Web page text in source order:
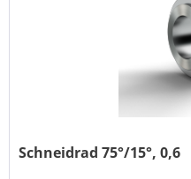
Schneidrad 75°/15°, 0,6